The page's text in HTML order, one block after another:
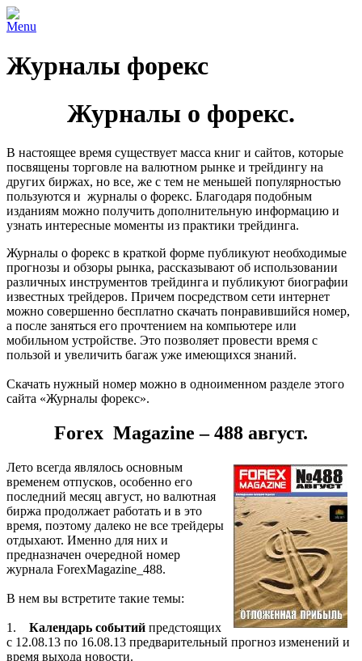
Menu
Журналы форекс
Журналы о форекс.
В настоящее время существует масса книг и сайтов, которые
посвящены торговле на валютном рынке и трейдингу на
других биржах, но все, же с тем не меньшей популярностью
пользуются и журналы о форекс. Благодаря подобным
изданиям можно получить дополнительную информацию и
узнать интересные моменты из практики трейдинга.
Журналы о форекс в краткой форме публикуют необходимые
прогнозы и обзоры рынка, рассказывают об использовании
различных инструментов трейдинга и публикуют биографии
известных трейдеров. Причем посредством сети интернет
можно совершенно бесплатно скачать понравившийся номер,
а после заняться его прочтением на компьютере или
мобильном устройстве. Это позволяет провести время с
пользой и увеличить багаж уже имеющихся знаний.
Скачать нужный номер можно в одноименном разделе этого
сайта «Журналы форекс».
Forex Magazine – 488 август.
Лето всегда являлось основным
временем отпусков, особенно его
последний месяц август, но валютная
биржа продолжает работать и в это
время, поэтому далеко не все трейдеры
отдыхают. Именно для них и
предназначен очередной номер
журнала ForexMagazine_488.
В нем вы встретите такие темы:
1. Календарь событий предстоящих
с 12.08.13 по 16.08.13 предварительный прогноз изменений и
время выхода новости.